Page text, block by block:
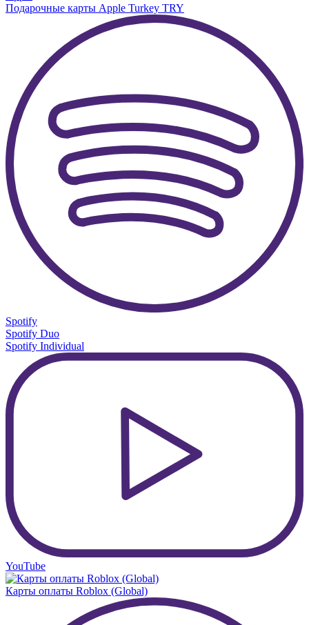
Подарочные карты Apple Turkey TRY
Spotify
Spotify Duo
Spotify Individual
YouTube
Карты оплаты Roblox (Global)